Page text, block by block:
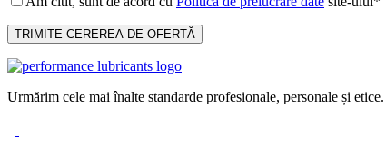
Urmărim cele mai înalte standarde profesionale, personale și